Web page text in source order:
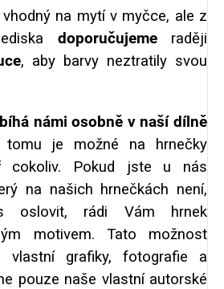
na mytí v myčce, ale z
doporučujemeraději
, aby barvy neztratily svou
námi osobně v naší dílně
je možné na hrnečky
cokoliv. Pokud jste u nás
na našich hrnečkách není,
oslovit, rádi Vám hrnek
motivem. Tato možnost
vlastní grafiky, fotografie a
pouze naše vlastní autorské